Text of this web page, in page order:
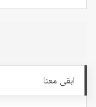
ابقى معنا